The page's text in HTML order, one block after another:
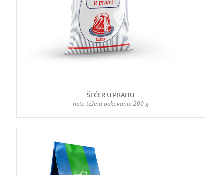
ŠEĆER U PRAHU
neto težina pakovanja 200 g